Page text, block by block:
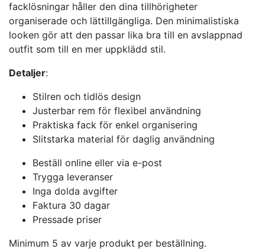
facklösningar håller den dina tillhörigheter
organiserade och lättillgängliga. Den minimalistiska
looken gör att den passar lika bra till en avslappnad
outfit som till en mer uppklädd stil.
Detaljer:
Stilren och tidlös design
Justerbar rem för flexibel användning
Praktiska fack för enkel organisering
Slitstarka material för daglig användning
Beställ online eller via e-post
Trygga leveranser
Inga dolda avgifter
Faktura 30 dagar
Pressade priser
Minimum 5 av varje produkt per beställning.